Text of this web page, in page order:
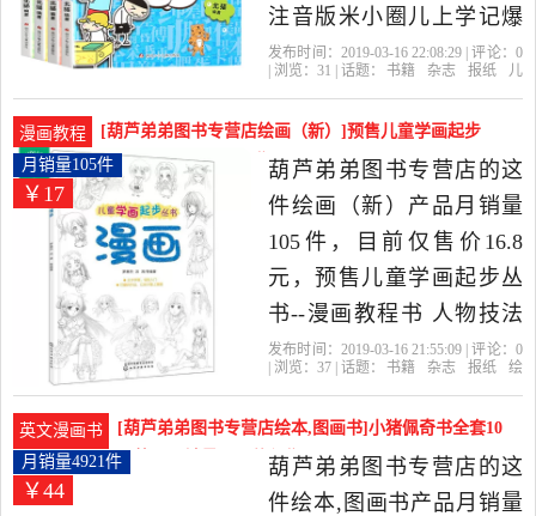
货。
注音版米小圈儿上学记爆
笑漫画创刊号小学生一二
华成语故事精选连环画课
外书是2019年葫芦弟弟图
书专营店精选书籍,杂志,报
纸当中性价比很高的儿童
文学，由福建 福州发货。
发布时间：2019-03-16 22:08:29 | 评论： 0
| 浏览： 31 | 话题： 书籍 杂志 报纸
儿
漫画教程
[葫芦弟弟图书专营店绘画（新）]预售儿童学画起步
丛书--月销量105件仅售16.8元
￥17
月销量105件
葫芦弟弟图书专营店的这
件绘画（新）产品月销量
105件，目前仅售价16.8
元，预售儿童学画起步丛
书--漫画教程书 人物技法
手绘q版 绘画入门自学零基
程书 素描萌系绘画教材新
手画画教学是2019年葫芦
弟弟图书专营店精选书籍,
发布时间：2019-03-16 21:55:09 | 评论： 0
| 浏览： 37 | 话题： 书籍 杂志 报纸
绘
英文漫画书
[葫芦弟弟图书专营店绘本,图画书]小猪佩奇书全套10
册第一月销量4921件仅售44元
￥44
月销量4921件
葫芦弟弟图书专营店的这
件绘本,图画书产品月销量